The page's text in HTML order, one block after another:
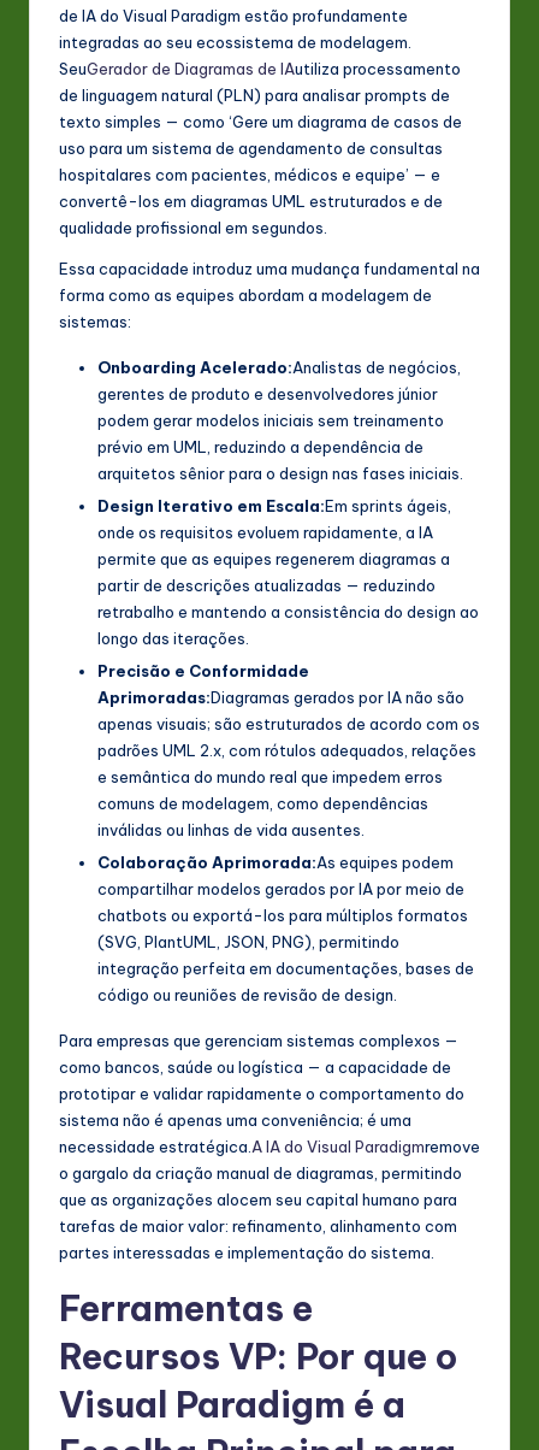
de IA do Visual Paradigm estão profundamente
integradas ao seu ecossistema de modelagem.
SeuGerador de Diagramas de IAutiliza processamento
de linguagem natural (PLN) para analisar prompts de
texto simples — como ‘Gere um diagrama de casos de
uso para um sistema de agendamento de consultas
hospitalares com pacientes, médicos e equipe’ — e
convertê-los em diagramas UML estruturados e de
qualidade profissional em segundos.
Essa capacidade introduz uma mudança fundamental na
forma como as equipes abordam a modelagem de
sistemas:
Onboarding Acelerado:Analistas de negócios,
gerentes de produto e desenvolvedores júnior
podem gerar modelos iniciais sem treinamento
prévio em UML, reduzindo a dependência de
arquitetos sênior para o design nas fases iniciais.
Design Iterativo em Escala:Em sprints ágeis,
onde os requisitos evoluem rapidamente, a IA
permite que as equipes regenerem diagramas a
partir de descrições atualizadas — reduzindo
retrabalho e mantendo a consistência do design ao
longo das iterações.
Precisão e Conformidade
Aprimoradas:Diagramas gerados por IA não são
apenas visuais; são estruturados de acordo com os
padrões UML 2.x, com rótulos adequados, relações
e semântica do mundo real que impedem erros
comuns de modelagem, como dependências
inválidas ou linhas de vida ausentes.
Colaboração Aprimorada:As equipes podem
compartilhar modelos gerados por IA por meio de
chatbots ou exportá-los para múltiplos formatos
(SVG, PlantUML, JSON, PNG), permitindo
integração perfeita em documentações, bases de
código ou reuniões de revisão de design.
Para empresas que gerenciam sistemas complexos —
como bancos, saúde ou logística — a capacidade de
prototipar e validar rapidamente o comportamento do
sistema não é apenas uma conveniência; é uma
necessidade estratégica. A IA do Visual Paradigmremove
o gargalo da criação manual de diagramas, permitindo
que as organizações alocem seu capital humano para
tarefas de maior valor: refinamento, alinhamento com
partes interessadas e implementação do sistema.
Ferramentas e
Recursos VP: Por que o
Visual Paradigm é a